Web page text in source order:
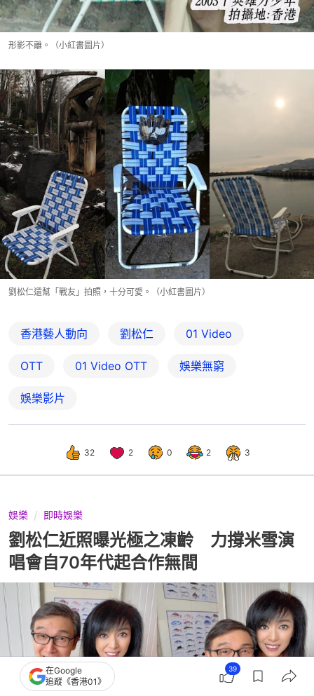
形影不離。（小紅書圖片）
劉松仁還幫「戰友」拍照，十分可愛。（小紅書圖片）
香港藝人動向 劉松仁 01 Video
OTT 01‌ ‌Video‌ ‌OTT 娛樂無窮
娛樂影片
32 2 0 2 3
娛樂 即時娛樂
劉松仁近照曝光極之凍齡 力撐米雪演
唱會自70年代起合作無間
在Google
追蹤《香港01》
39